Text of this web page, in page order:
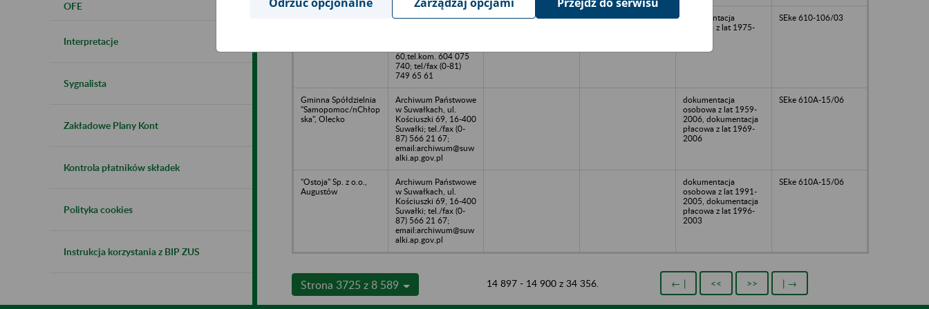
OFE
Interpretacje
Sygnalista
Zakładowe Plany Kont
Kontrola płatników składek
Polityka cookies
Instrukcja korzystania z BIP ZUS
EMIKS Składnica Akt
60,tel.kom. 604 075
740; tel/fax (0-81)
749 65 61
dokumentacja
płacowa z lat 1975-
SEke 610-106/03
Gminna Spółdzielnia
"Samopomoc/nChłop
ska", Olecko
Archiwum Państwowe
w Suwałkach, ul.
Kościuszki 69, 16-400
Suwałki; tel./fax (0-
87) 566 21 67;
email:archiwum@suw
alki.ap.gov.pl
dokumentacja
osobowa z lat 1959-
2006, dokumentacja
płacowa z lat 1969-
2006
SEke 610A-15/06
"Ostoja" Sp. z o.o.,
Augustów
Archiwum Państwowe
w Suwałkach, ul.
Kościuszki 69, 16-400
Suwałki; tel./fax (0-
87) 566 21 67;
email:archiwum@suw
alki.ap.gov.pl
dokumentacja
osobowa z lat 1991-
2005, dokumentacja
płacowa z lat 1996-
2003
SEke 610A-15/06
Strona 3725 z 8 589 14 897 - 14 900 z 34 356. ← | << >> | →